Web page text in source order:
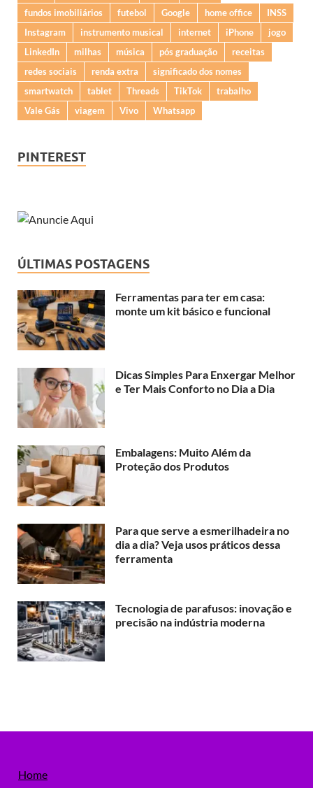
fundos imobiliários
futebol Google home office
INSS
Instagram
instrumento musical internet iPhone
jogo
LinkedIn
milhas música pós graduação
receitas
redes sociais
renda extra
significado dos nomes
smartwatch
tablet Threads TikTok
trabalho
Vale Gás
viagem Vivo Whatsapp
PINTEREST
ÚLTIMAS POSTAGENS
Ferramentas para ter em casa:
monte um kit básico e funcional
Dicas Simples Para Enxergar Melhor
e Ter Mais Conforto no Dia a Dia
Embalagens: Muito Além da
Proteção dos Produtos
Para que serve a esmerilhadeira no
dia a dia? Veja usos práticos dessa
ferramenta
Tecnologia de parafusos: inovação e
precisão na indústria moderna
Home